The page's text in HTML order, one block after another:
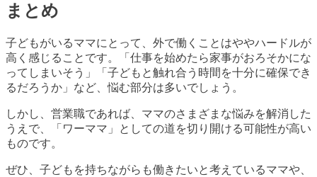
まとめ
子どもがいるママにとって、外で働くことはややハードルが
高く感じることです。「仕事を始めたら家事がおろそかにな
ってしまいそう」「子どもと触れ合う時間を十分に確保でき
るだろうか」など、悩む部分は多いでしょう。
しかし、営業職であれば、ママのさまざまな悩みを解消した
うえで、「ワーママ」としての道を切り開ける可能性が高い
ものです。
ぜひ、子どもを持ちながらも働きたいと考えているママや、